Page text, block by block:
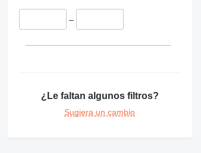
–
¿Le faltan algunos filtros?
Sugiera un cambio